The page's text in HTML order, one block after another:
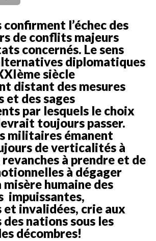
confirment l’échec des
de conflits majeurs
concernés. Le sens
diplomatiques
siècle
distant des mesures
et des sages
par lesquels le choix
toujours passer.
militaires émanent
de verticalités à
à prendre et de
à dégager
misère humaine des
impuissantes,
et invalidées, crie aux
des nations sous les
décombres!